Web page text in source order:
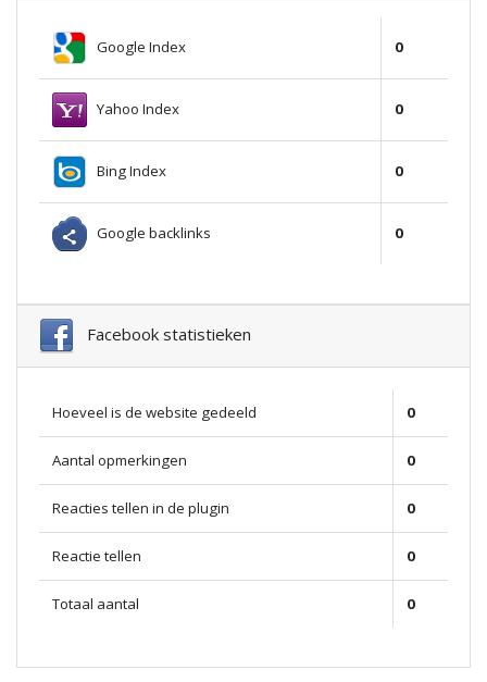
Google Index 0
Yahoo Index 0
Bing Index 0
Google backlinks 0
Facebook statistieken
Hoeveel is de website gedeeld 0
Aantal opmerkingen 0
Reacties tellen in de plugin 0
Reactie tellen 0
Totaal aantal 0